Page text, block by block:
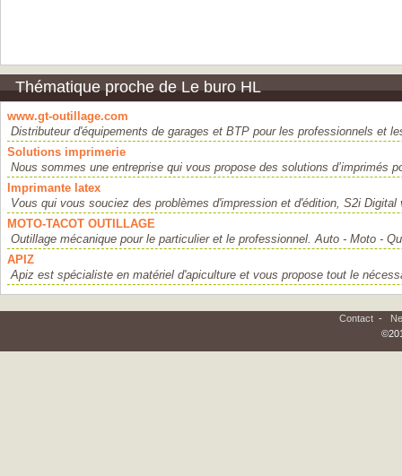
Thématique proche de Le buro HL
www.gt-outillage.com
Distributeur d'équipements de garages et BTP pour les professionnels et
Solutions imprimerie
Nous sommes une entreprise qui vous propose des solutions d’imprimés
Imprimante latex
Vous qui vous souciez des problèmes d'impression et d'édition, S2i Digital
MOTO-TACOT OUTILLAGE
Outillage mécanique pour le particulier et le professionnel. Auto - Moto -
APIZ
Apiz est spécialiste en matériel d'apiculture et vous propose tout le
Contact-